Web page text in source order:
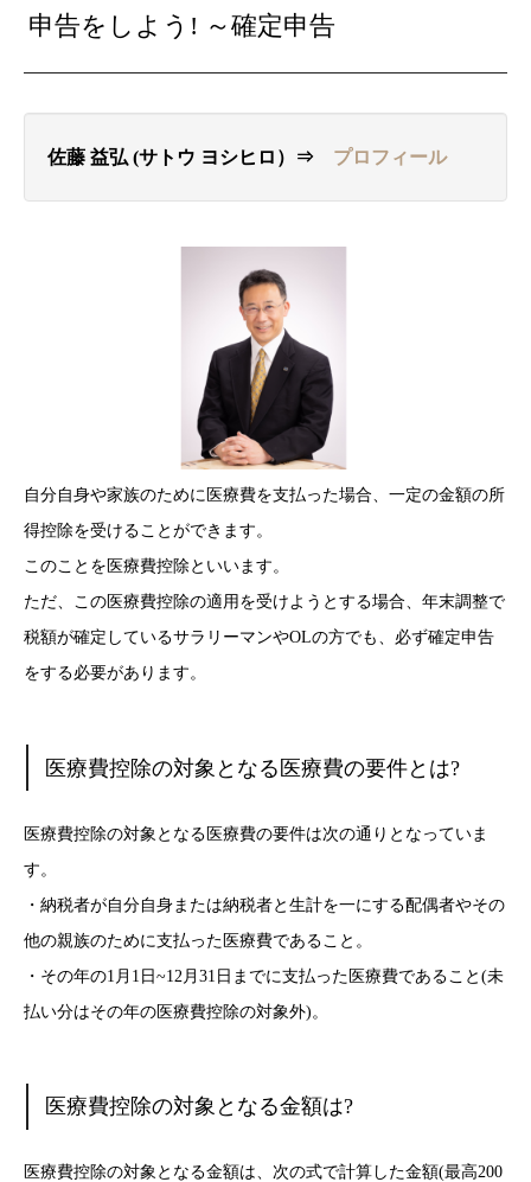
申告をしよう! ～確定申告
佐藤 益弘 (サトウ ヨシヒロ）⇒ プロフィール
自分自身や家族のために医療費を支払った場合、一定の金額の所
得控除を受けることができます。
このことを医療費控除といいます。
ただ、この医療費控除の適用を受けようとする場合、年末調整で
税額が確定しているサラリーマンやOLの方でも、必ず確定申告
をする必要があります。
医療費控除の対象となる医療費の要件とは?
医療費控除の対象となる医療費の要件は次の通りとなっていま
す。
・納税者が自分自身または納税者と生計を一にする配偶者やその
他の親族のために支払った医療費であること。
・その年の1月1日~12月31日までに支払った医療費であること(未
払い分はその年の医療費控除の対象外)。
医療費控除の対象となる金額は?
医療費控除の対象となる金額は、次の式で計算した金額(最高200